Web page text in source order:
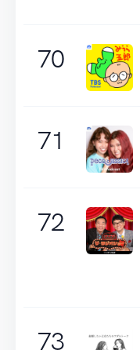
70
71
72
73